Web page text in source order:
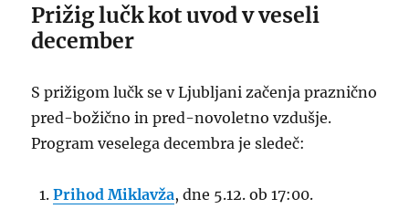
Prižig lučk kot uvod v veseli
december
S prižigom lučk se v Ljubljani začenja praznično
pred-božično in pred-novoletno vzdušje.
Program veselega decembra je sledeč:
Prihod Miklavža, dne 5.12. ob 17:00.